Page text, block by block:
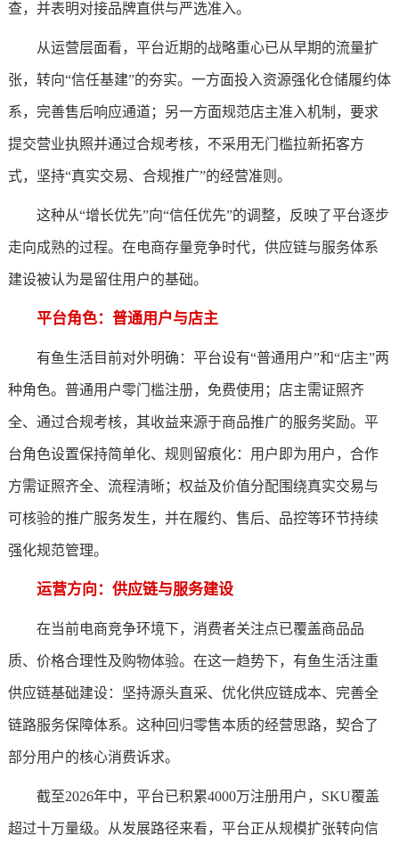
查，并表明对接品牌直供与严选准入。
从运营层面看，平台近期的战略重心已从早期的流量扩
张，转向“信任基建”的夯实。一方面投入资源强化仓储履约体
系，完善售后响应通道；另一方面规范店主准入机制，要求
提交营业执照并通过合规考核，不采用无门槛拉新拓客方
式，坚持“真实交易、合规推广”的经营准则。
这种从“增长优先”向“信任优先”的调整，反映了平台逐步
走向成熟的过程。在电商存量竞争时代，供应链与服务体系
建设被认为是留住用户的基础。
平台角色：普通用户与店主
有鱼生活目前对外明确：平台设有“普通用户”和“店主”两
种角色。普通用户零门槛注册，免费使用；店主需证照齐
全、通过合规考核，其收益来源于商品推广的服务奖励。平
台角色设置保持简单化、规则留痕化：用户即为用户，合作
方需证照齐全、流程清晰；权益及价值分配围绕真实交易与
可核验的推广服务发生，并在履约、售后、品控等环节持续
强化规范管理。
运营方向：供应链与服务建设
在当前电商竞争环境下，消费者关注点已覆盖商品品
质、价格合理性及购物体验。在这一趋势下，有鱼生活注重
供应链基础建设：坚持源头直采、优化供应链成本、完善全
链路服务保障体系。这种回归零售本质的经营思路，契合了
部分用户的核心消费诉求。
截至2026年中，平台已积累4000万注册用户，SKU覆盖
超过十万量级。从发展路径来看，平台正从规模扩张转向信